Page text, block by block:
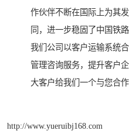
作伙伴不断在国际上为其
同，进一步稳固了中国铁
我们公司以客户运输系统
管理咨询服务，提升客户
大客户给我们一个与您合作
http://www.yueruibj168.com